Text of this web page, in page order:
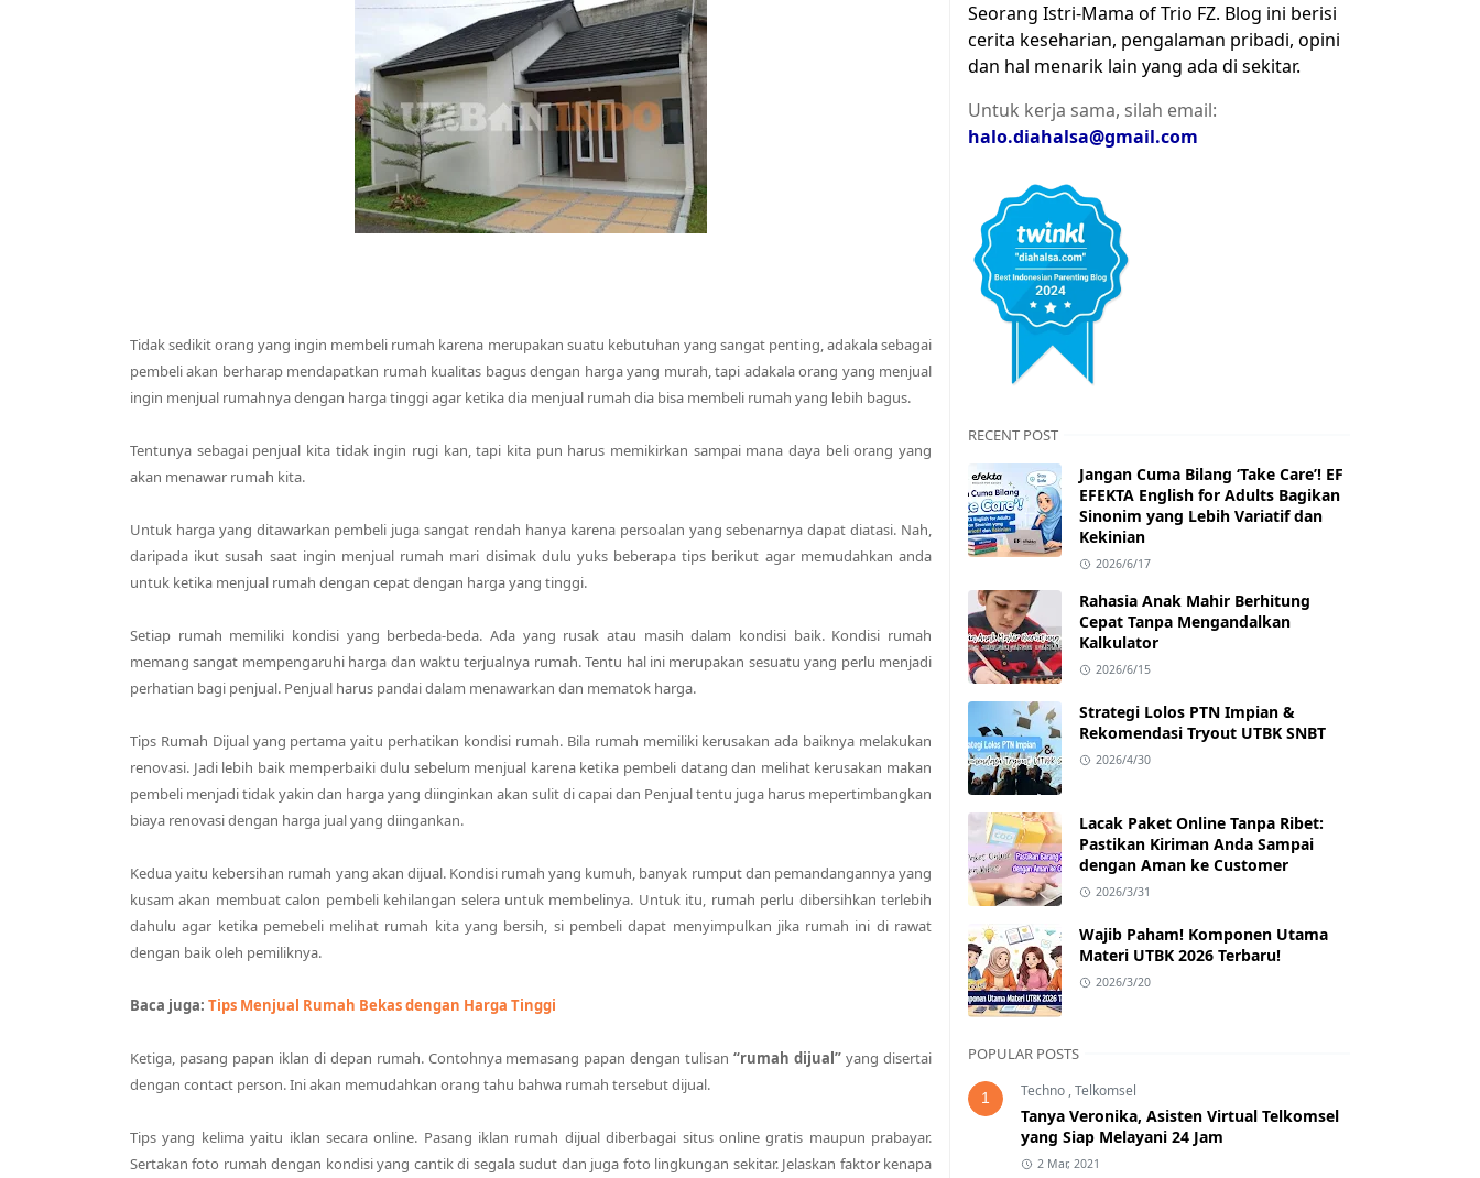
Tidak sedikit orang yang ingin membeli rumah karena merupakan suatu kebutuhan yang sangat penting, adakala sebagai
pembeli akan berharap mendapatkan rumah kualitas bagus dengan harga yang murah, tapi adakala orang yang menjual
ingin menjual rumahnya dengan harga tinggi agar ketika dia menjual rumah dia bisa membeli rumah yang lebih bagus.
Tentunya sebagai penjual kita tidak ingin rugi kan, tapi kita pun harus memikirkan sampai mana daya beli orang yang
akan menawar rumah kita.
Untuk harga yang ditawarkan pembeli juga sangat rendah hanya karena persoalan yang sebenarnya dapat diatasi. Nah,
daripada ikut susah saat ingin menjual rumah mari disimak dulu yuks beberapa tips berikut agar memudahkan anda
untuk ketika menjual rumah dengan cepat dengan harga yang tinggi.
Setiap rumah memiliki kondisi yang berbeda-beda. Ada yang rusak atau masih dalam kondisi baik. Kondisi rumah
memang sangat mempengaruhi harga dan waktu terjualnya rumah. Tentu hal ini merupakan sesuatu yang perlu menjadi
perhatian bagi penjual. Penjual harus pandai dalam menawarkan dan mematok harga.
Tips Rumah Dijual yang pertama yaitu perhatikan kondisi rumah. Bila rumah memiliki kerusakan ada baiknya melakukan
renovasi. Jadi lebih baik memperbaiki dulu sebelum menjual karena ketika pembeli datang dan melihat kerusakan makan
pembeli menjadi tidak yakin dan harga yang diinginkan akan sulit di capai dan Penjual tentu juga harus mepertimbangkan
biaya renovasi dengan harga jual yang diingankan.
Kedua yaitu kebersihan rumah yang akan dijual. Kondisi rumah yang kumuh, banyak rumput dan pemandangannya yang
kusam akan membuat calon pembeli kehilangan selera untuk membelinya. Untuk itu, rumah perlu dibersihkan terlebih
dahulu agar ketika pemebeli melihat rumah kita yang bersih, si pembeli dapat menyimpulkan jika rumah ini di rawat
dengan baik oleh pemiliknya.
Baca juga: Tips Menjual Rumah Bekas dengan Harga Tinggi
Ketiga, pasang papan iklan di depan rumah. Contohnya memasang papan dengan tulisan“rumah dijual”yang disertai
dengan contact person. Ini akan memudahkan orang tahu bahwa rumah tersebut dijual.
Tips yang kelima yaitu iklan secara online. Pasang iklan rumah dijual diberbagai situs online gratis maupun prabayar.
Sertakan foto rumah dengan kondisi yang cantik di segala sudut dan juga foto lingkungan sekitar. Jelaskan faktor kenapa
Seorang Istri-Mama of Trio FZ. Blog ini berisi
cerita keseharian, pengalaman pribadi, opini
dan hal menarik lain yang ada di sekitar.
Untuk kerja sama, silah email:
halo.diahalsa@gmail.com
RECENT POST
Jangan Cuma Bilang ‘Take Care’! EF
EFEKTA English for Adults Bagikan
Sinonim yang Lebih Variatif dan
Kekinian
2026/6/17
Rahasia Anak Mahir Berhitung
Cepat Tanpa Mengandalkan
Kalkulator
2026/6/15
Strategi Lolos PTN Impian &
Rekomendasi Tryout UTBK SNBT
2026/4/30
Lacak Paket Online Tanpa Ribet:
Pastikan Kiriman Anda Sampai
dengan Aman ke Customer
2026/3/31
Wajib Paham! Komponen Utama
Materi UTBK 2026 Terbaru!
2026/3/20
POPULAR POSTS
1 Techno ,Telkomsel
Tanya Veronika, Asisten Virtual Telkomsel
yang Siap Melayani 24 Jam
2 Mar, 2021